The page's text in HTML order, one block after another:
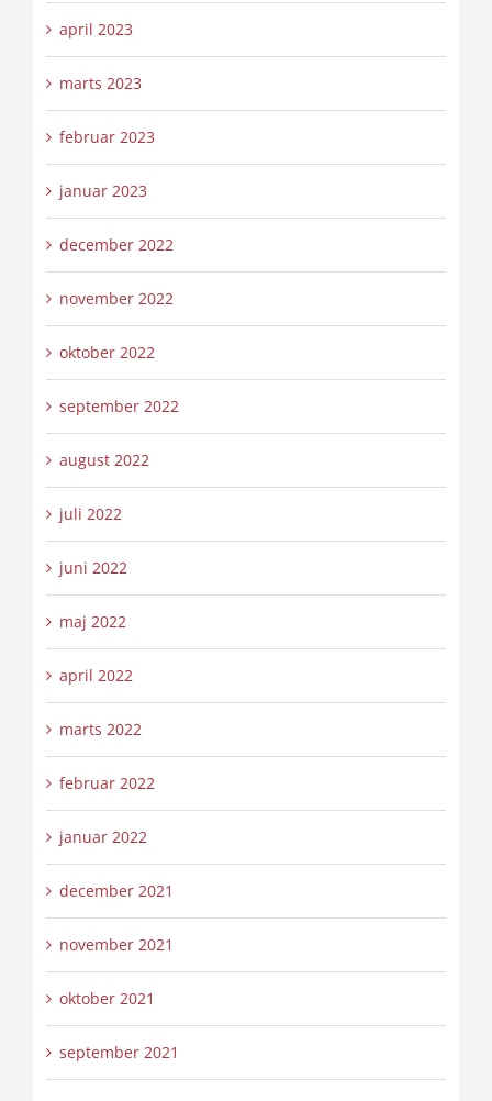
april 2023
marts 2023
februar 2023
januar 2023
december 2022
november 2022
oktober 2022
september 2022
august 2022
juli 2022
juni 2022
maj 2022
april 2022
marts 2022
februar 2022
januar 2022
december 2021
november 2021
oktober 2021
september 2021